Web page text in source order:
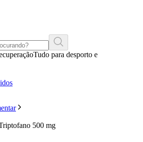
Tudo para desporto e
500 mg